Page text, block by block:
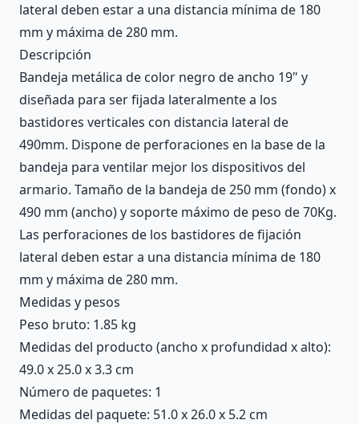
lateral deben estar a una distancia mínima de 180
mm y máxima de 280 mm.
Descripción
Bandeja metálica de color negro de ancho 19" y
diseñada para ser fijada lateralmente a los
bastidores verticales con distancia lateral de
490mm. Dispone de perforaciones en la base de la
bandeja para ventilar mejor los dispositivos del
armario. Tamaño de la bandeja de 250 mm (fondo) x
490 mm (ancho) y soporte máximo de peso de 70Kg.
Las perforaciones de los bastidores de fijación
lateral deben estar a una distancia mínima de 180
mm y máxima de 280 mm.
Medidas y pesos
Peso bruto: 1.85 kg
Medidas del producto (ancho x profundidad x alto):
49.0 x 25.0 x 3.3 cm
Número de paquetes: 1
Medidas del paquete: 51.0 x 26.0 x 5.2 cm